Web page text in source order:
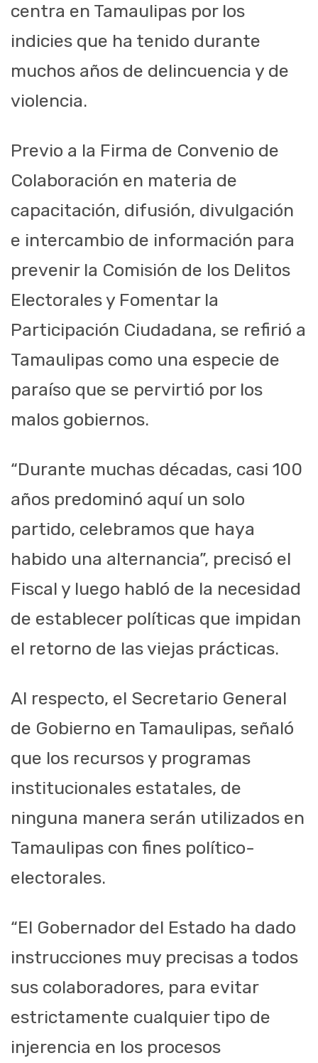
centra en Tamaulipas por los
indicies que ha tenido durante
muchos años de delincuencia y de
violencia.
Previo a la Firma de Convenio de
Colaboración en materia de
capacitación, difusión, divulgación
e intercambio de información para
prevenir la Comisión de los Delitos
Electorales y Fomentar la
Participación Ciudadana, se refirió a
Tamaulipas como una especie de
paraíso que se pervirtió por los
malos gobiernos.
“Durante muchas décadas, casi 100
años predominó aquí un solo
partido, celebramos que haya
habido una alternancia”, precisó el
Fiscal y luego habló de la necesidad
de establecer políticas que impidan
el retorno de las viejas prácticas.
Al respecto, el Secretario General
de Gobierno en Tamaulipas, señaló
que los recursos y programas
institucionales estatales, de
ninguna manera serán utilizados en
Tamaulipas con fines político-
electorales.
“El Gobernador del Estado ha dado
instrucciones muy precisas a todos
sus colaboradores, para evitar
estrictamente cualquier tipo de
injerencia en los procesos